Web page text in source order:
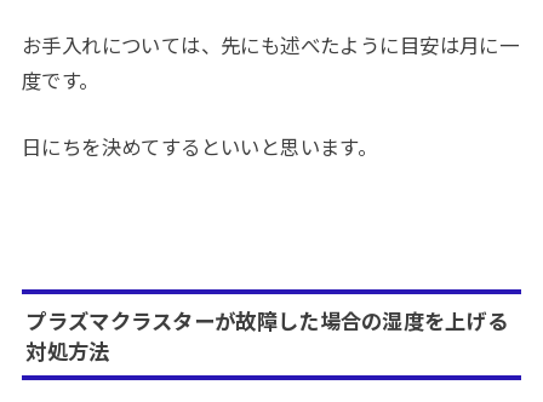
お手入れについては、先にも述べたように目安は月に一
度です。
日にちを決めてするといいと思います。
プラズマクラスターが故障した場合の湿度を上げる
対処方法